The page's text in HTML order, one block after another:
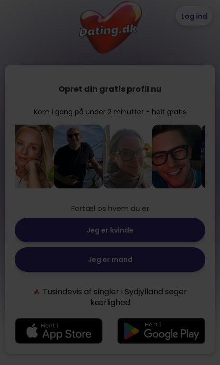
Log ind
Opret din gratis profil nu
Kom i gang på under 2 minutter - helt gratis
Fortæl os hvem du er
Jeg er kvinde
Jeg er mand
🔥 Tusindevis af singler i Sydjylland søger
kærlighed